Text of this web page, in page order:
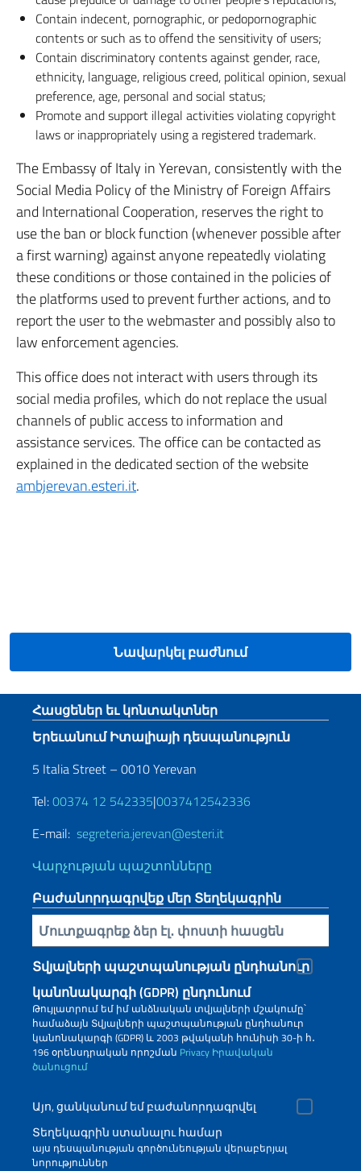
Contain indecent, pornographic, or pedopornographic
contents or such as to offend the sensitivity of users;
Contain discriminatory contents against gender, race,
ethnicity, language, religious creed, political opinion, sexual
preference, age, personal and social status;
Promote and support illegal activities violating copyright
laws or inappropriately using a registered trademark.
The Embassy of Italy in Yerevan, consistently with the
Social Media Policy of the Ministry of Foreign Affairs
and International Cooperation, reserves the right to
use the ban or block function (whenever possible after
a first warning) against anyone repeatedly violating
these conditions or those contained in the policies of
the platforms used to prevent further actions, and to
report the user to the webmaster and possibly also to
law enforcement agencies.
This office does not interact with users through its
social media profiles, which do not replace the usual
channels of public access to information and
assistance services. The office can be contacted as
explained in the dedicated section of the website
ambjerevan.esteri.it.
Նավարկել բաժնում
Footer section
Հասցեներ եւ կոնտակտներ
Երեւանում Իտալիայի դեսպանություն
5 Italia Street – 0010 Yerevan
Tel:00374 12 542335|0037412542336
E-mail: segreteria.jerevan@esteri.it
Վարչության պաշտոնները
Բաժանորդագրվեք մեր Տեղեկագրին
Inserisci la tua email
Տվյալների պաշտպանության ընդհանուր
կանոնակարգի (GDPR) ընդունում
Թույլատրում եմ իմ անձնական տվյալների մշակումը՝
համաձայն Տվյալների պաշտպանության ընդհանուր
կանոնակարգի (GDPR) և 2003 թվականի հունիսի 30-ի հ․
196 օրենսդրական որոշման Privacy Իրավական
ծանուցում
Այո, ցանկանում եմ բաժանորդագրվել
Տեղեկագրին ստանալու համար
այս դեսպանության գործունեության վերաբերյալ
նորություններ